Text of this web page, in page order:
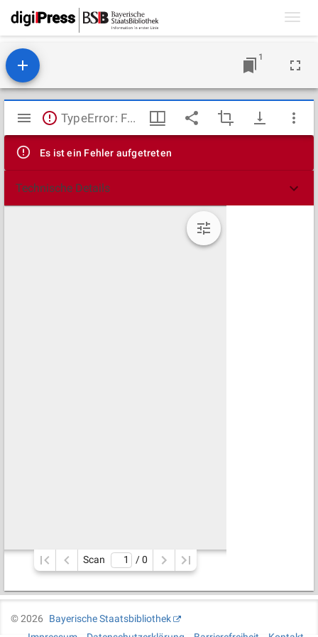
1
Mirador
Viewer
TypeError: Failed to fetch
Es ist ein Fehler aufgetreten
Technische Details
Scan / 0
©2026
Bayerische Staatsbibliothek